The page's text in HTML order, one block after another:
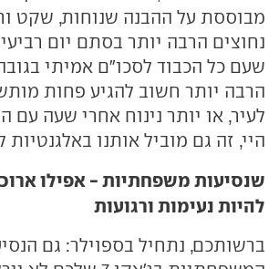
מבוססת על ההבנה שנוחות, שקט
נחוצים הרבה יותר בסתם יום
הרבה יותר חשוב להגיע פחות
לעיר, או יותר נינוח אחרי שעה עם
היי, זה גם מוביל אותנו
שנסיעות משפחתיות - אפילו
להיות נעימות ורגועות
ברשותכם, נתחיל בספוילר: גם